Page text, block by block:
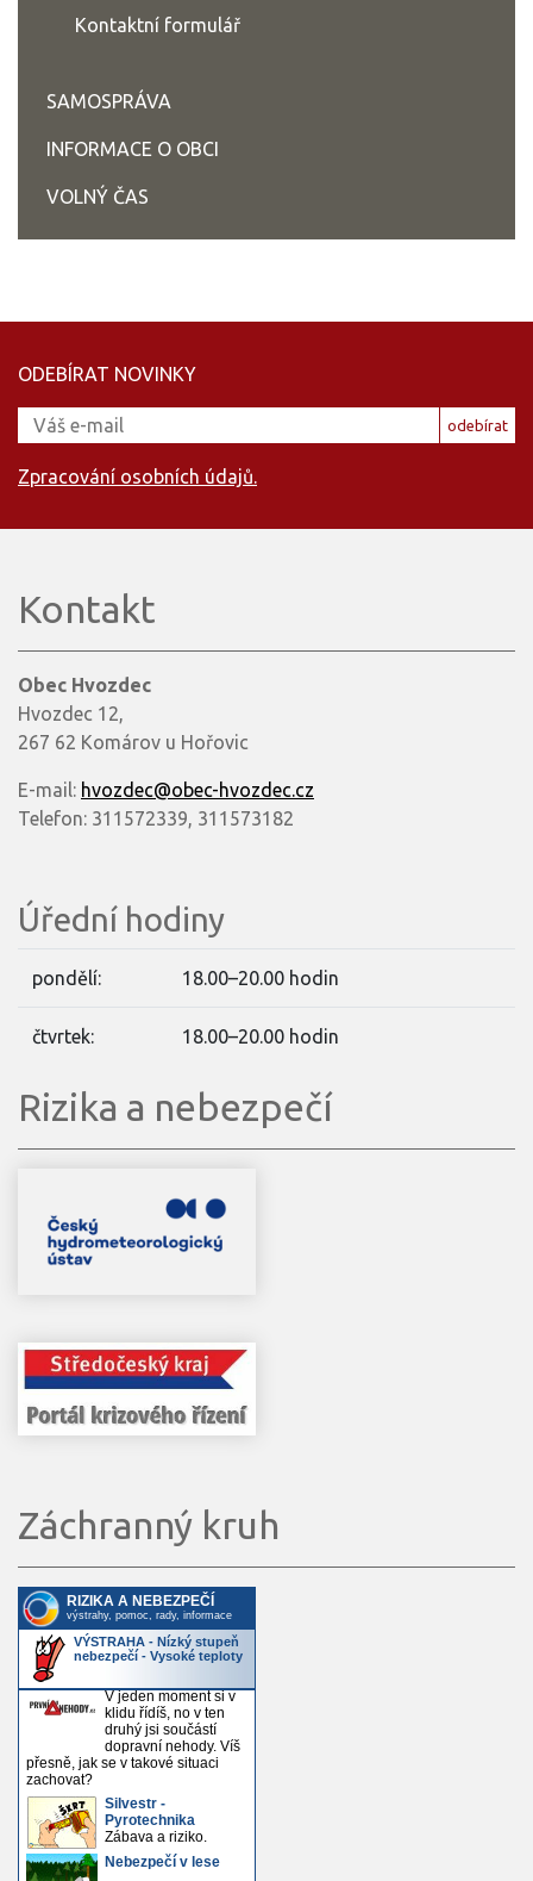
Kontaktní formulář
SAMOSPRÁVA
INFORMACE O OBCI
VOLNÝ ČAS
ODEBÍRAT NOVINKY
odebírat
Zpracování osobních údajů.
Kontakt
Obec Hvozdec
Hvozdec 12,
267 62 Komárov u Hořovic
E-mail: hvozdec@obec-hvozdec.cz
Telefon: 311572339, 311573182
Úřední hodiny
pondělí: 18.00–20.00 hodin
čtvrtek: 18.00–20.00 hodin
Rizika a nebezpečí
Záchranný kruh